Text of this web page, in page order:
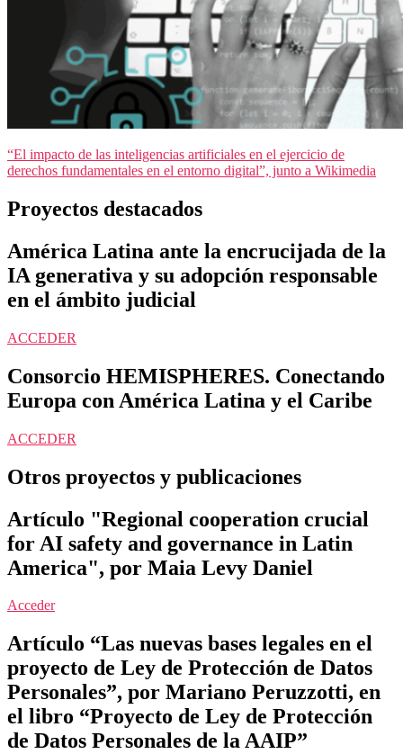
“El impacto de las inteligencias artificiales en el ejercicio de
derechos fundamentales en el entorno digital”, junto a Wikimedia
Proyectos destacados
América Latina ante la encrucijada de la
IA generativa y su adopción responsable
en el ámbito judicial
ACCEDER
Consorcio HEMISPHERES. Conectando
Europa con América Latina y el Caribe
ACCEDER
Otros proyectos y publicaciones
Artículo "Regional cooperation crucial
for AI safety and governance in Latin
America", por Maia Levy Daniel
Acceder
Artículo “Las nuevas bases legales en el
proyecto de Ley de Protección de Datos
Personales”, por Mariano Peruzzotti, en
el libro “Proyecto de Ley de Protección
de Datos Personales de la AAIP”